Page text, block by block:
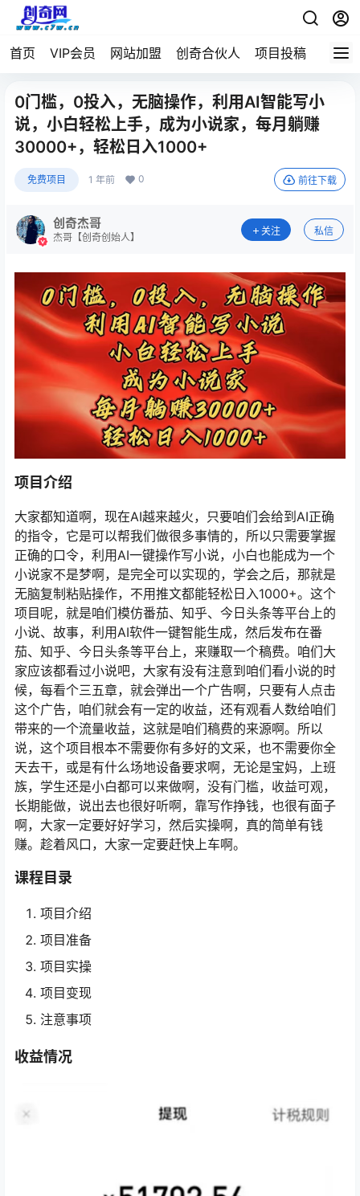
首页 VIP会员 网站加盟 创奇合伙人 项目投稿
0门槛，0投入，无脑操作，利用AI智能写小
说，小白轻松上手，成为小说家，每月躺赚
30000+，轻松日入1000+
免费项目 1 年前 0 前往下载
创奇杰哥
杰哥【创奇创始人】
关注 私信
项目介绍
大家都知道啊，现在AI越来越火，只要咱们会给到AI正确
的指令，它是可以帮我们做很多事情的，所以只需要掌握
正确的口令，利用AI一键操作写小说，小白也能成为一个
小说家不是梦啊，是完全可以实现的，学会之后，那就是
无脑复制粘贴操作，不用推文都能轻松日入1000+。这个
项目呢，就是咱们模仿番茄、知乎、今日头条等平台上的
小说、故事，利用AI软件一键智能生成，然后发布在番
茄、知乎、今日头条等平台上，来赚取一个稿费。咱们大
家应该都看过小说吧，大家有没有注意到咱们看小说的时
候，每看个三五章，就会弹出一个广告啊，只要有人点击
这个广告，咱们就会有一定的收益，还有观看人数给咱们
带来的一个流量收益，这就是咱们稿费的来源啊。所以
说，这个项目根本不需要你有多好的文采，也不需要你全
天去干，或是有什么场地设备要求啊，无论是宝妈，上班
族，学生还是小白都可以来做啊，没有门槛，收益可观，
长期能做，说出去也很好听啊，靠写作挣钱，也很有面子
啊，大家一定要好好学习，然后实操啊，真的简单有钱
赚。趁着风口，大家一定要赶快上车啊。
课程目录
项目介绍
项目准备
项目实操
项目变现
注意事项
收益情况